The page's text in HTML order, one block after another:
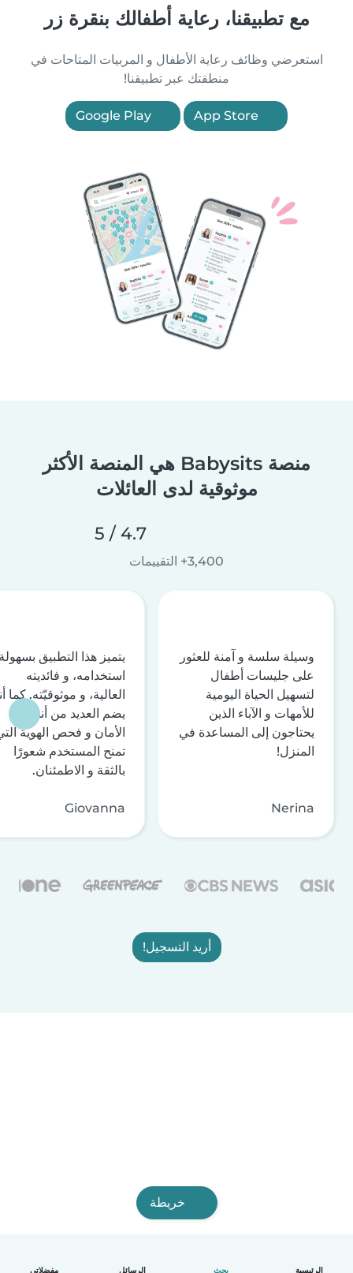
الرئيسية بحث الرسائل مفضلاتي
مع تطبيقنا، رعاية أطفالك بنقرة زر
استعرضي وظائف رعاية الأطفال و المربيات المتاحات في
منطقتك عبر تطبيقنا!
منصة Babysits هي المنصة الأكثر
موثوقية لدى العائلات
4.7 / 5
3,400+ التقييمات
وسيلة سلسة و آمنة للعثور
على جليسات أطفال
لتسهيل الحياة اليومية
للأمهات و الآباء الذين
يحتاجون إلى المساعدة في
المنزل!
Nerina
يتميز هذا التطبيق
استخدامه، و فائديته
العالية، و موثوقيّته. كما
يضم العديد من أنظمة
الأمان و فحص الهوية
تمنح المستخدم شعورًا
بالثقة و الاطمئنان.
Giovanna
أريد التسجيل!
خريطة